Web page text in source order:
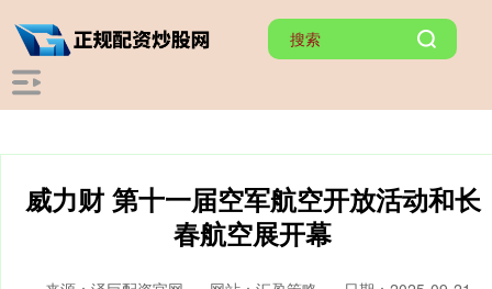
威力财 第十一届空军航空开放活动和长
春航空展开幕